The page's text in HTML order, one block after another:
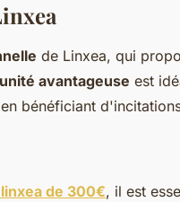
de Linxea, qui
avantageuse est
bénéficiant
de 300€, il est